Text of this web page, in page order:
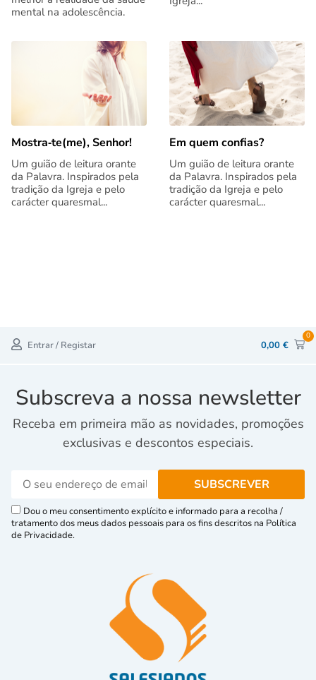
mental na adolescência.
Mostra‑te(me), Senhor!
Um guião de leitura orante
da Palavra. Inspirados pela
tradição da Igreja e pelo
carácter quaresmal...
Em quem confias?
Um guião de leitura orante
da Palavra. Inspirados pela
tradição da Igreja e pelo
carácter quaresmal...
Entrar / Registar 0,00 €
0
Subscreva a nossa newsletter
Receba em primeira mão as novidades, promoções
exclusivas e descontos especiais.
Dou o meu consentimento explícito e informado para a recolha /
tratamento dos meus dados pessoais para os fins descritos na Política
de Privacidade.